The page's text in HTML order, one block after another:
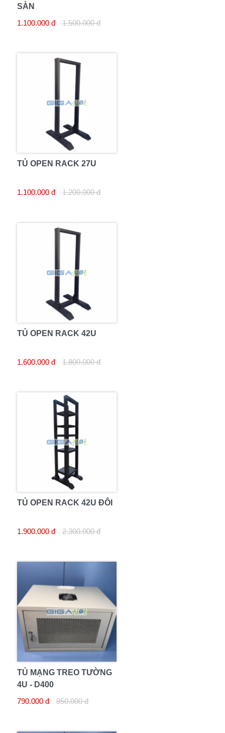
SÀN
1.100.000 đ
1.500.000 đ
TỦ OPEN RACK 27U
1.100.000 đ 1.200.000 đ
TỦ OPEN RACK 42U
1.600.000 đ 1.800.000 đ
TỦ OPEN RACK 42U ĐÔI
1.900.000 đ 2.300.000 đ
TỦ MẠNG TREO TƯỜNG
4U - D400
790.000 đ
850.000 đ